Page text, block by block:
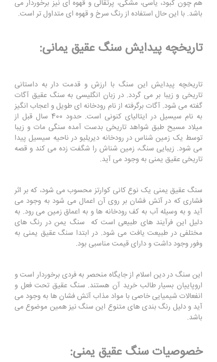
هم چون کبود، یاسی، مشکی، پرتقالی و قهوه ای نیز برخوردار می
باشد. با این حال استفاده از رنگ سرخ و قهوه ای متداول تر است.
تاریخچه پیدایش سنگ عقیق یمانی:
تاریخچه پیدایش این سنگ با ارزش و قدمت دار به داستانی
تاریخی و زیبا بر می گردد. در زبان انگلیسی به سنگ عقیق آگات
گفته می شود. آگات برگرفته از نام رودخانه ای طویل و اعجاب انگیز
به نام سیسیل در ایتالیای کنونی است. حدود 400 سال قبل از
میلاد مسیح طبق شواهد تاریخی بدست آمده سنگی مات و زیبا
توسط یک زمین شناس در رودخانه دیریلیو در ناحیه سیسیل پیدا
می شود. زیبایی سنگ، زمین شناش را شگفت زده می کند و قصه
تاریخی عقیق یمنی به وجود می آید.
سنگ عقیق یمنی یک نوع کانی کوارتز محسوب می شود، که بر اثر
فشاری که در آتش فشان بر روی آن اعمال می شود به وجود می
آید و به وسیله آب به کف رودخانه ها و به اعماق زمین می رود. به
دلیل این فرآیند های طبیعی است که سنگ یمن در رنگ های
مختلفی در طبیعت یافت می شود. در ابتدا سنگ عقیق یمنی به
وفور وجود داشت و دارای قیمت مناسبی بود.
این سنگ در دین اسلام از جایگاه منحصر به فردی برخوردار است و
اروپاییان بسیار طالب خرید آن هستند. سنگ عقیق تحت فعل و
انفعالات شیمیایی خاصی با مواد مذاب آتش فشان ها به وجود می
آید و دلیل رنگ بندی های متنوع این سنگ نیز همین موضوع می
باشد.
خصوصیات سنگ عقیق یمنی: